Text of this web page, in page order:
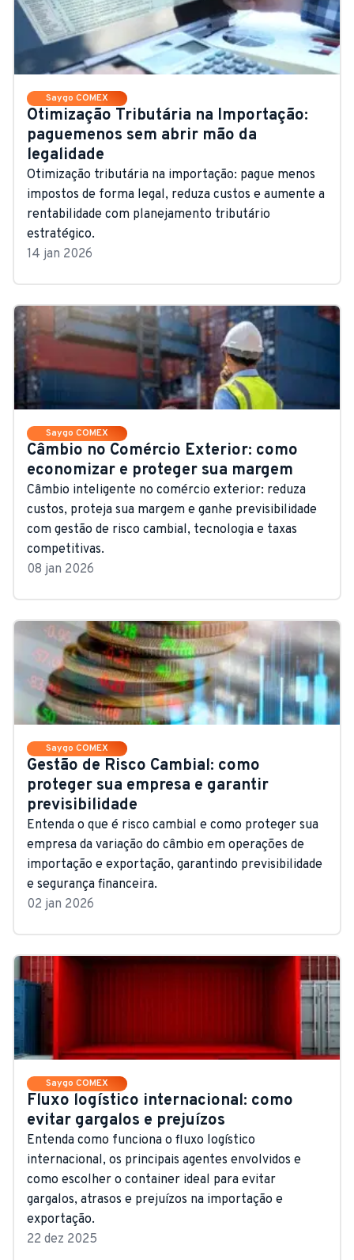
Saygo COMEX
Otimização Tributária na Importação:
paguemenos sem abrir mão da
legalidade
Otimização tributária na importação: pague menos
impostos de forma legal, reduza custos e aumente a
rentabilidade com planejamento tributário
estratégico.
14 jan 2026
Saygo COMEX
Câmbio no Comércio Exterior: como
economizar e proteger sua margem
Câmbio inteligente no comércio exterior: reduza
custos, proteja sua margem e ganhe previsibilidade
com gestão de risco cambial, tecnologia e taxas
competitivas.
08 jan 2026
Saygo COMEX
Gestão de Risco Cambial: como
proteger sua empresa e garantir
previsibilidade
Entenda o que é risco cambial e como proteger sua
empresa da variação do câmbio em operações de
importação e exportação, garantindo previsibilidade
e segurança financeira.
02 jan 2026
Saygo COMEX
Fluxo logístico internacional: como
evitar gargalos e prejuízos
Entenda como funciona o fluxo logístico
internacional, os principais agentes envolvidos e
como escolher o container ideal para evitar
gargalos, atrasos e prejuízos na importação e
exportação.
22 dez 2025